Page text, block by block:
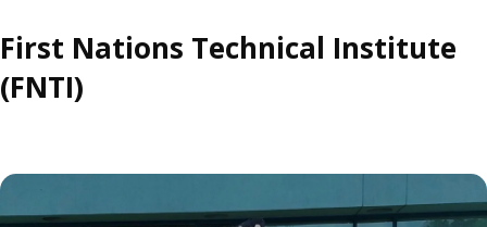
First Nations Technical Institute
(FNTI)